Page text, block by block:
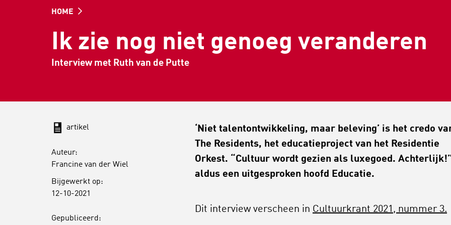
HOME
Ik zie nog niet genoeg veranderen
Interview met Ruth van de Putte
artikel
Auteur:
Francine van der Wiel
Bijgewerkt op:
12-10-2021
Gepubliceerd:
‘Niet talentontwikkeling, maar beleving’ is het credo
The Residents, het educatieproject van het Residentie
Orkest. “Cultuur wordt gezien als luxegoed.
aldus een uitgesproken hoofd Educatie.
Dit interview verscheen in Cultuurkrant 2021, nummer 3.